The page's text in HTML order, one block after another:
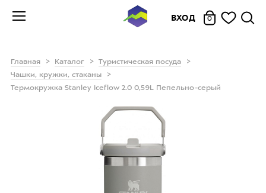
ВХОД 0
Главная Каталог
Туристическая посуда
Чашки, кружки, стаканы
Термокружка Stanley Iceflow 2.0 0,59L Пепельно-серый